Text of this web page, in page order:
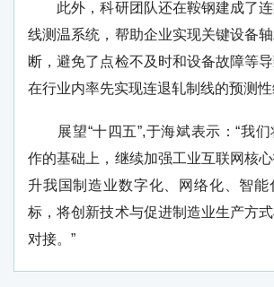
此外，科研团队还在鞍钢建成了连
线测温系统，帮助企业实现关键设备
断，避免了点检不及时和设备故障等
在行业内率先实现连退轧制线的预测性
展望“十四五”,于海斌表示：“我们
作的基础上，继续加强工业互联网核
升我国制造业数字化、网络化、智能
标，将创新技术与促进制造业生产方
对接。”